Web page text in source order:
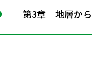
第3章 地層から